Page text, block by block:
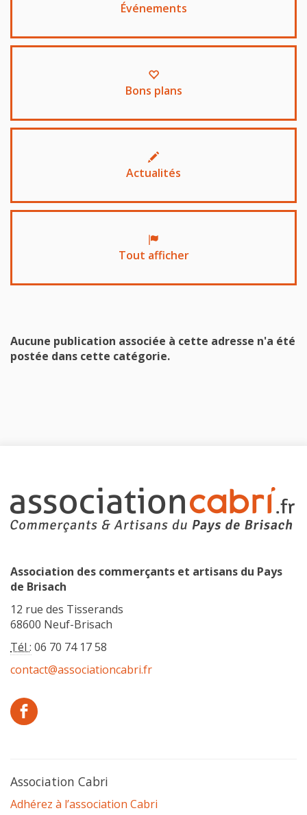
Événements
Bons plans
Actualités
Tout afficher
Aucune publication associée à cette adresse n'a été
postée dans cette catégorie.
Association des commerçants et artisans du Pays
de Brisach
12 rue des Tisserands
68600 Neuf-Brisach
Tél : 06 70 74 17 58
contact@associationcabri.fr
Association Cabri
Adhérez à l’association Cabri